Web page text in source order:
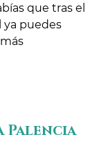
que tras el
ya puedes
Palencia